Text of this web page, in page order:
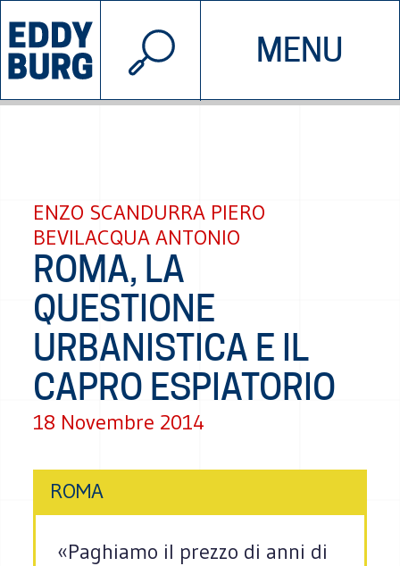
MENU
INIZIATIVE CHI SIAMO
© 2026 EDDYBURG
ENZO SCANDURRA PIERO
BEVILACQUA ANTONIO
ROMA, LA
QUESTIONE
URBANISTICA E IL
CAPRO ESPIATORIO
18 Novembre 2014
ROMA
«Paghiamo il prezzo di anni di